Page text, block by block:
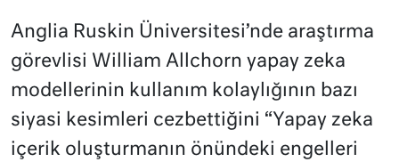
Anglia Ruskin Üniversitesi’nde araştırma
görevlisi William Allchorn yapay zeka
modellerinin kullanım kolaylığının bazı
siyasi kesimleri cezbettiğini “Yapay zeka
içerik oluşturmanın önündeki engelleri